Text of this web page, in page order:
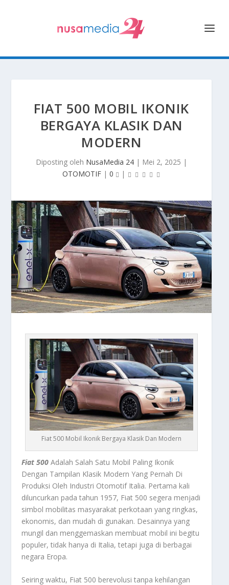
FIAT 500 MOBIL IKONIK
BERGAYA KLASIK DAN
MODERN
Diposting oleh NusaMedia 24 | Mei 2, 2025 |
OTOMOTIF| 0 |
Fiat 500 Mobil Ikonik Bergaya Klasik Dan Modern
Fiat 500 Adalah Salah Satu Mobil Paling Ikonik
Dengan Tampilan Klasik Modern Yang Pernah Di
Produksi Oleh Industri Otomotif Italia. Pertama kali
diluncurkan pada tahun 1957, Fiat 500 segera menjadi
simbol mobilitas masyarakat perkotaan yang ringkas,
ekonomis, dan mudah di gunakan. Desainnya yang
mungil dan menggemaskan membuat mobil ini begitu
populer, tidak hanya di Italia, tetapi juga di berbagai
negara Eropa.
Seiring waktu, Fiat 500 berevolusi tanpa kehilangan